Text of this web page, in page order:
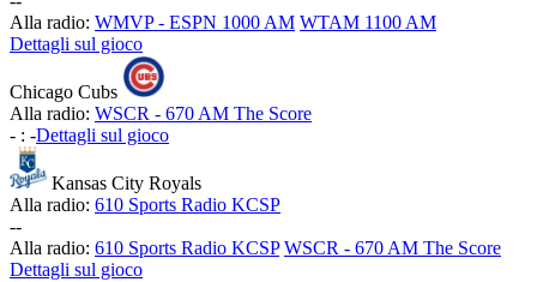
Alla radio: WMVP - ESPN 1000 AM WTAM 1100 AM
Dettagli sul gioco
Chicago Cubs
Alla radio: WSCR - 670 AM The Score
- : -Dettagli sul gioco
Kansas City Royals
Alla radio: 610 Sports Radio KCSP
--
Alla radio: 610 Sports Radio KCSP WSCR - 670 AM The Score
Dettagli sul gioco